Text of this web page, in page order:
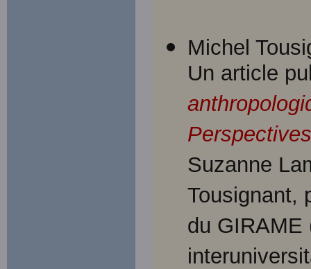
Michel
Un article
Suzanne
Tousignant,
du GIRAME